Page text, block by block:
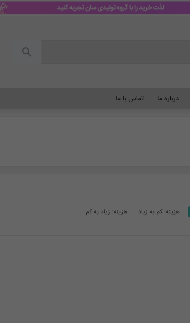
درباره ما تماس با ما
هزینه: کم به زیاد هزینه: زیاد به کم